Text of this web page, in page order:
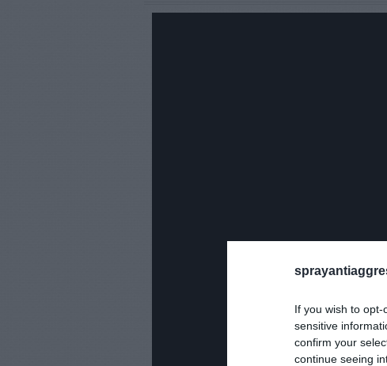
If you wish to
sensitive
confirm your
continue seeing